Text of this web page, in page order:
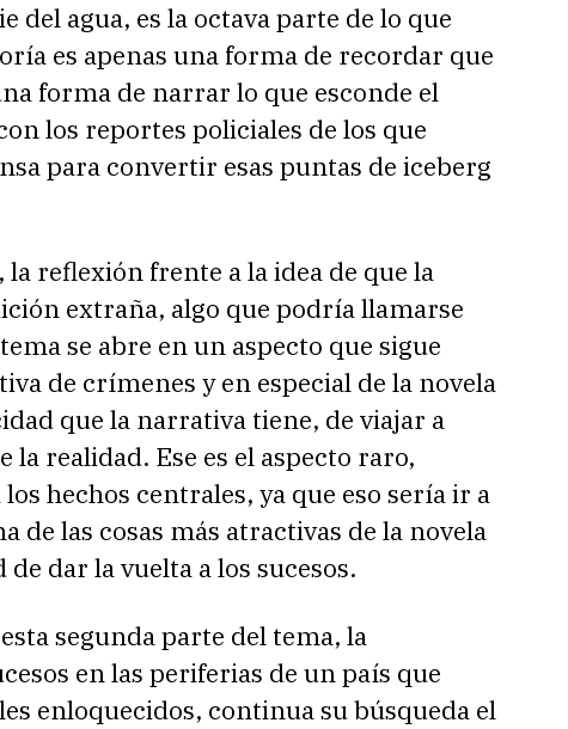
del agua, es la octava parte de lo que
es apenas una forma de recordar que
forma de narrar lo que esconde el
los reportes policiales de los que
para convertir esas puntas de iceberg
la reflexión frente a la idea de que la
extraña, algo que podría llamarse
se abre en un aspecto que sigue
de crímenes y en especial de la novela
que la narrativa tiene, de viajar a
la realidad. Ese es el aspecto raro,
hechos centrales, ya que eso sería ir a
de las cosas más atractivas de la novela
dar la vuelta a los sucesos.
segunda parte del tema, la
en las periferias de un país que
enloquecidos, continua su búsqueda el